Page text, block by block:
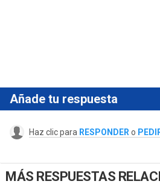
Añade tu respuesta
Haz clic para RESPONDER o
MÁS RESPUESTAS